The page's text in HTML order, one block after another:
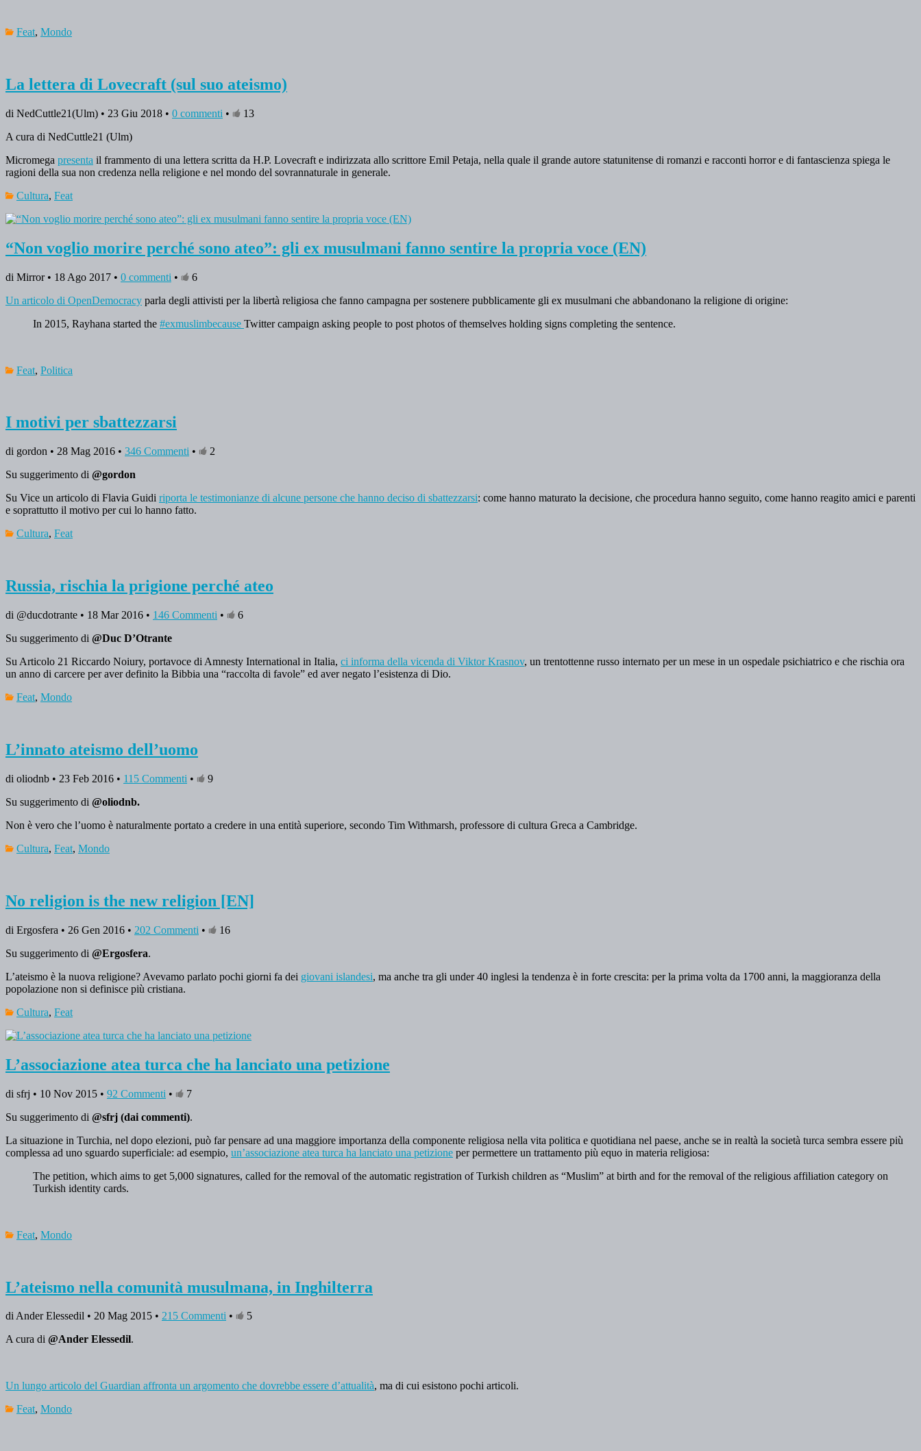
Feat, Mondo
La lettera di Lovecraft (sul suo ateismo)
di NedCuttle21(Ulm) • 23 Giu 2018 • 0 commenti •
13
A cura di NedCuttle21 (Ulm)
Micromega presenta il frammento di una lettera scritta da H.P. Lovecraft e indirizzata allo scrittore Emil Petaja, nella quale il grande autore statunitense di romanzi e racconti horror e di fantascienza spiega le
ragioni della sua non credenza nella religione e nel mondo del sovrannaturale in generale.
Cultura, Feat
“Non voglio morire perché sono ateo”: gli ex musulmani fanno sentire la propria voce (EN)
di Mirror • 18 Ago 2017 • 0 commenti •
6
Un articolo di OpenDemocracy parla degli attivisti per la libertà religiosa che fanno campagna per sostenere pubblicamente gli ex musulmani che abbandonano la religione di origine:
In 2015, Rayhana started the #exmuslimbecause Twitter campaign asking people to post photos of themselves holding signs completing the sentence.
Feat, Politica
I motivi per sbattezzarsi
di gordon • 28 Mag 2016 • 346 Commenti •
2
Su suggerimento di @gordon
Su Vice un articolo di Flavia Guidi riporta le testimonianze di alcune persone che hanno deciso di sbattezzarsi: come hanno maturato la decisione, che procedura hanno seguito, come hanno reagito amici e parenti
e soprattutto il motivo per cui lo hanno fatto.
Cultura, Feat
Russia, rischia la prigione perché ateo
di @ducdotrante • 18 Mar 2016 • 146 Commenti •
6
Su suggerimento di @Duc D’Otrante
Su Articolo 21 Riccardo Noiury, portavoce di Amnesty International in Italia, ci informa della vicenda di Viktor Krasnov, un trentottenne russo internato per un mese in un ospedale psichiatrico e che rischia ora
un anno di carcere per aver definito la Bibbia una “raccolta di favole” ed aver negato l’esistenza di Dio.
Feat, Mondo
L’innato ateismo dell’uomo
di oliodnb • 23 Feb 2016 • 115 Commenti •
9
Su suggerimento di @oliodnb.
Non è vero che l’uomo è naturalmente portato a credere in una entità superiore, secondo Tim Withmarsh, professore di cultura Greca a Cambridge.
Cultura, Feat, Mondo
No religion is the new religion [EN]
di Ergosfera • 26 Gen 2016 • 202 Commenti •
16
Su suggerimento di @Ergosfera.
L’ateismo è la nuova religione? Avevamo parlato pochi giorni fa dei giovani islandesi, ma anche tra gli under 40 inglesi la tendenza è in forte crescita: per la prima volta da 1700 anni, la maggioranza della
popolazione non si definisce più cristiana.
Cultura, Feat
L’associazione atea turca che ha lanciato una petizione
di sfrj • 10 Nov 2015 • 92 Commenti •
7
Su suggerimento di @sfrj (dai commenti).
La situazione in Turchia, nel dopo elezioni, può far pensare ad una maggiore importanza della componente religiosa nella vita politica e quotidiana nel paese, anche se in realtà la società turca sembra essere più
complessa ad uno sguardo superficiale: ad esempio, un’associazione atea turca ha lanciato una petizione per permettere un trattamento più equo in materia religiosa:
The petition, which aims to get 5,000 signatures, called for the removal of the automatic registration of Turkish children as “Muslim” at birth and for the removal of the religious affiliation category on
Turkish identity cards.
Feat, Mondo
L’ateismo nella comunità musulmana, in Inghilterra
di Ander Elessedil • 20 Mag 2015 • 215 Commenti •
5
A cura di @Ander Elessedil.
Un lungo articolo del Guardian affronta un argomento che dovrebbe essere d’attualità, ma di cui esistono pochi articoli.
Feat, Mondo